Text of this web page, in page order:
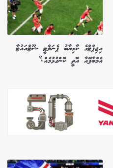
އިޖިޕްޓްގެ ކާމިޔާބު ޕެނަލްޓީ ޝޫޓްއައުޓާ
އެމްބާޕޭއާ އޮތީ ކޮންގުޅުމެއް؟